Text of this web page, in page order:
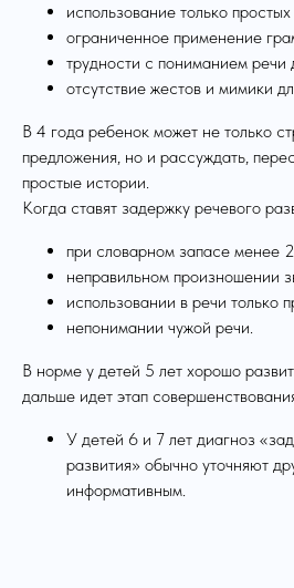
использование только
ограниченное применение
трудности с пониманием речи
отсутствие жестов и мимики
В 4 года ребенок может не только
предложения, но и рассуждать,
простые истории.
Когда ставят задержку речевого
при словарном запасе менее
неправильном произношении
использовании в речи только
непонимании чужой речи.
В норме у детей 5 лет хорошо
дальше идет этап
У детей 6 и 7 лет диагноз
развития» обычно уточняют
информативным.